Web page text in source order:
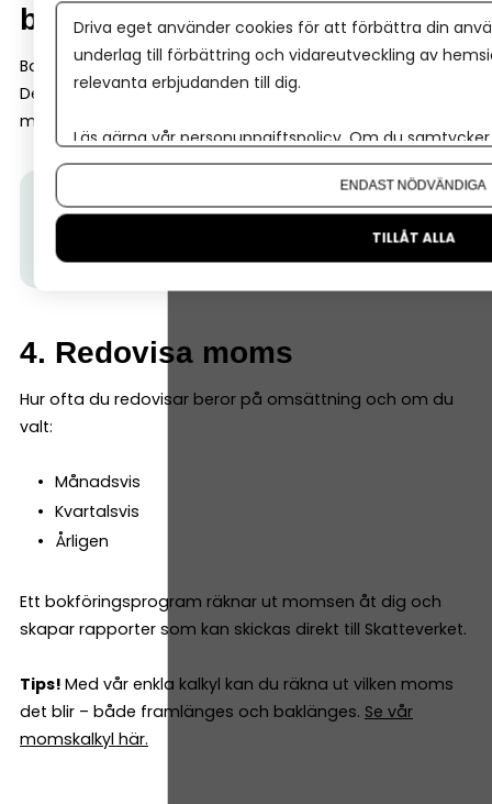
bankkontot
Bankhändelser måste stämma med bokföringen.
De flesta program har bankkoppling som gör
matchningen enkel.
Tips från Nordea:För att bokföringen ska fungera
behöver du ett
Här får du hjälp att
skaffa ett snabbt och smidigt.
4. Redovisa moms
Hur ofta du redovisar beror på omsättning och om du
valt:
Månadsvis
Kvartalsvis
Årligen
Ett bokföringsprogram räknar ut momsen åt dig och
skapar rapporter som kan skickas direkt till Skatteverket.
Tips! Med vår enkla kalkyl kan du räkna ut vilken moms
det blir – både framlänges och baklänges. Se vår
momskalkyl här.
Driva eget använder cookies för att förbättra din
underlag till förbättring och vidareutveckling av
relevanta erbjudanden till dig.
Läs gärna vår personuppgiftspolicy. Om du
Om du vill ändra ditt val i efterhand hittar du den
ENDAST NÖDVÄNDIGA
TILLÅT ALLA